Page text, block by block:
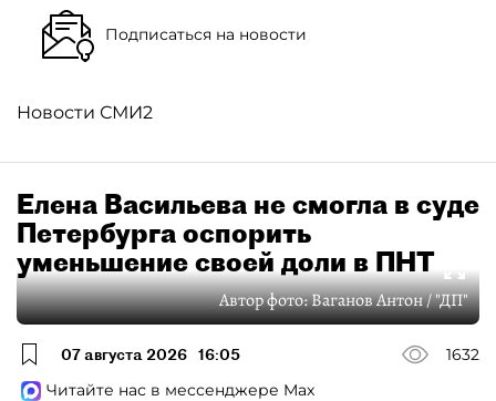
Подписаться на новости
Новости СМИ2
Елена Васильева не смогла в суде
Петербурга оспорить
уменьшение своей доли в ПНТ
Автор фото:Ваганов Антон / "ДП"
07 августа 2026 16:05
1632
Читайте нас в мессенджере Max